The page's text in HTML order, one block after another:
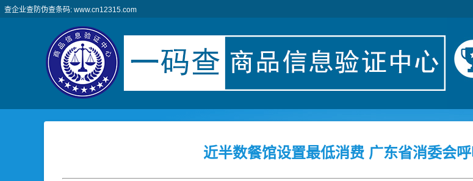
查企业查防伪查条码: www.cn12315.com
近半数餐馆设置最低消费 广东省消委会